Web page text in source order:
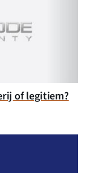
of legitiem?